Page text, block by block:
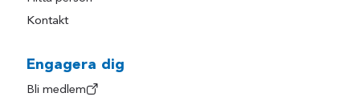
Kontakt
Engagera dig
Bli medlem